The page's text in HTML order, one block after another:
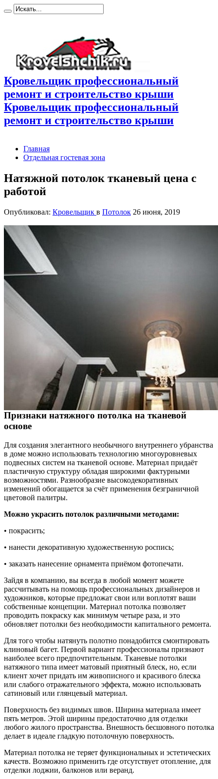
Кровельщик профессиональный
ремонт и строительство крыши
Кровельщик профессиональный
ремонт и строительство крыши
Главная
Отдельная гостевая зона
Натяжной потолок тканевый цена с
работой
Опубликовал: Кровельщик в Потолок 26 июня, 2019
Признаки натяжного потолка на тканевой
основе
Для создания элегантного необычного внутреннего убранства
в доме можно использовать технологию многоуровневых
подвесных систем на тканевой основе. Материал придаёт
пластичную структуру обладая широкими фактурными
возможностями. Разнообразие высокодекоративных
изменений обогащается за счёт применения безграничной
цветовой палитры.
Можно украсить потолок различными методами:
• покрасить;
• нанести декоративную художественную роспись;
• заказать нанесение орнамента приёмом фотопечати.
Зайдя в компанию, вы всегда в любой момент можете
рассчитывать на помощь профессиональных дизайнеров и
художников, которые предложат свои или воплотят ваши
собственные концепции. Материал потолка позволяет
проводить покраску как минимум четыре раза, и это
обновляет потолки без необходимости капитального ремонта.
Для того чтобы натянуть полотно понадобится смонтировать
клиновый багет. Первой вариант профессионалы признают
наиболее всего предпочтительным. Тканевые потолки
натяжного типа имеет матовый приятный блеск, но, если
клиент хочет придать им живописного и красивого блеска
или слабого отражательного эффекта, можно использовать
сатиновый или глянцевый материал.
Поверхность без видимых швов. Ширина материала имеет
пять метров. Этой ширины предостаточно для отделки
любого жилого пространства. Внешность бесшовного потолка
делает в идеале гладкую потолочную поверхность.
Материал потолка не теряет функциональных и эстетических
качеств. Возможно применить где отсутствует отопление, для
отделки лоджии, балконов или веранд.